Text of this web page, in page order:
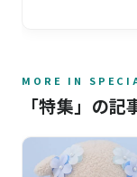
MORE IN
「特集」の記